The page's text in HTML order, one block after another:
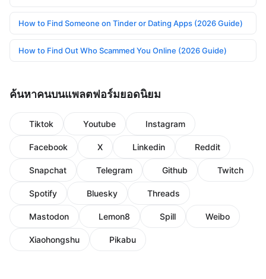
How to Find Someone on Tinder or Dating Apps (2026 Guide)
How to Find Out Who Scammed You Online (2026 Guide)
ค้นหาคนบนแพลตฟอร์มยอดนิยม
Tiktok Youtube Instagram
Facebook X Linkedin Reddit
Snapchat Telegram Github Twitch
Spotify Bluesky Threads
Mastodon Lemon8 Spill Weibo
Xiaohongshu Pikabu